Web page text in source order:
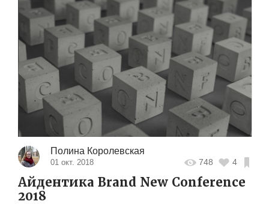
Полина Королевская
01 окт. 2018 748 4
Айдентика Brand New Conference
2018